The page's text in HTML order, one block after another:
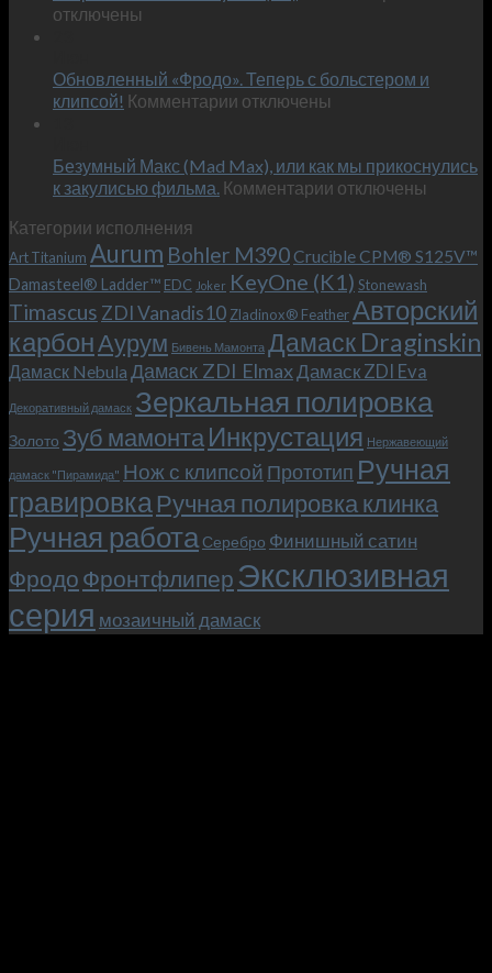
–
и
KeyOne
отключены
Обновленный «Фродо». Теперь с больстером и
клипсой! Комментарии к
«Фродо».
Теперь
и
клипсой!
отключены
Безумный Макс (Mad Max), или как мы прикоснулись
к закулисью фильма. Комментарии к
Макс
(Mad
Max),
или
как
мы
прикоснулись
к
фильма.
отключены
Категории исполнения
Art Titanium Aurum Bohler M390Crucible CPM® S125V™
Damasteel® Ladder™ EDC Joker KeyOne (K1) Stonewash
Timascus ZDI Vanadis10 Zladinox® FeatherАвторский
карбонАурум Бивень Мамонта Дамаск Draginskin
Дамаск Nebula Дамаск ZDI ElmaxДамаск ZDI Eva
Декоративный дамаск Зеркальная полировка
Золото Зуб мамонтаИнкрустация Нержавеющий
дамаск "Пирамида" Нож с клипсой Прототип Ручная
гравировкаРучная полировка клинка
Ручная работа Серебро Финишный сатин
Фродо Фронтфлипер Эксклюзивная
серия мозаичный дамаск